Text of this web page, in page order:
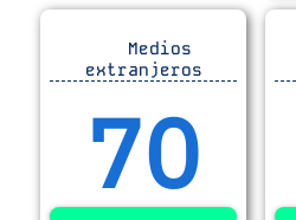
Medios
extranjeros
70